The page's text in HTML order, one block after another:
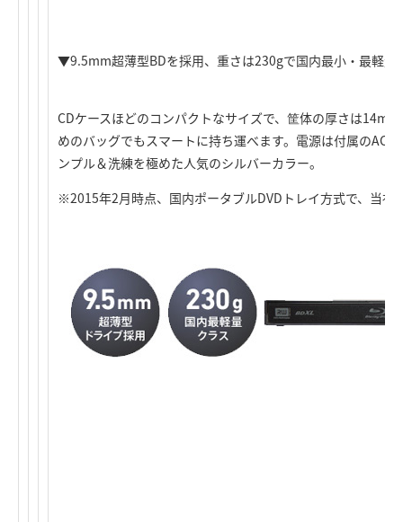
▼9.5mm超薄型BDを採用、重さは230gで国内最小・最軽
CDケースほどのコンパクトなサイズで、筐体の厚さは
めのバッグでもスマートに持ち運べます。電源は付属のAC
ンプル＆洗練を極めた人気のシルバーカラー。
※2015年2月時点、国内ポータブルDVDトレイ方式で、当社